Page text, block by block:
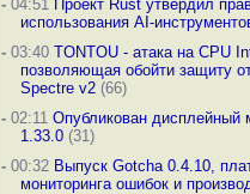
-04:51 Проект Rust утвердил
использования AI-
-03:40 TONTOU - атака на CPU
позволяющая обойти защиту
Spectre v2(66)
-02:11 Опубликован дисплейный
1.33.0(31)
-00:32 Выпуск Gotcha 0.4.10,
мониторинга ошибок и